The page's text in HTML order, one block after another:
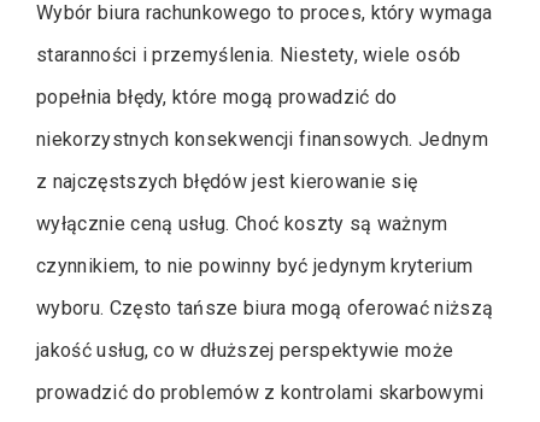
Wybór biura rachunkowego to proces, który wymaga
staranności i przemyślenia. Niestety, wiele osób
popełnia błędy, które mogą prowadzić do
niekorzystnych konsekwencji finansowych. Jednym
z najczęstszych błędów jest kierowanie się
wyłącznie ceną usług. Choć koszty są ważnym
czynnikiem, to nie powinny być jedynym kryterium
wyboru. Często tańsze biura mogą oferować niższą
jakość usług, co w dłuższej perspektywie może
prowadzić do problemów z kontrolami skarbowymi